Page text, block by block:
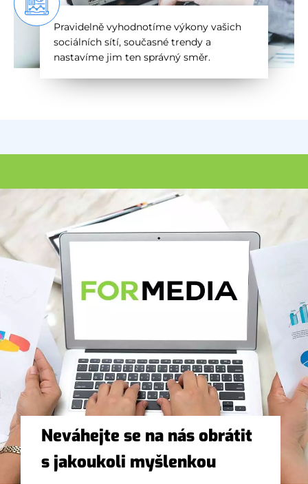
Pravidelně vyhodnotíme výkony vašich
sociálních sítí, současné trendy a
nastavíme jim ten správný směr.
Neváhejte se na nás obrátit
s jakoukoli myšlenkou